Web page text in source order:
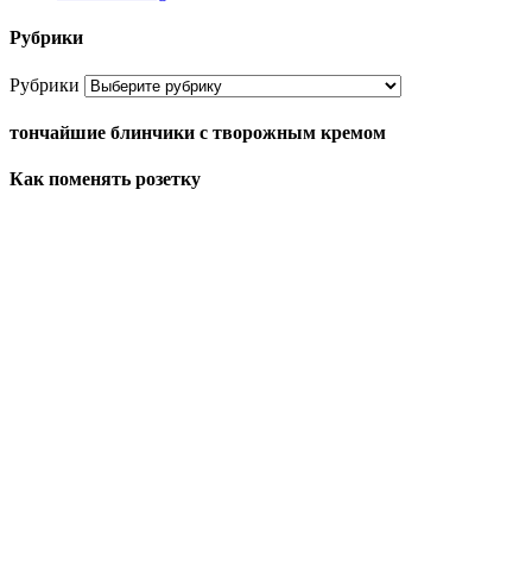
Рубрики
Рубрики
тончайшие блинчики с творожным кремом
Как поменять розетку